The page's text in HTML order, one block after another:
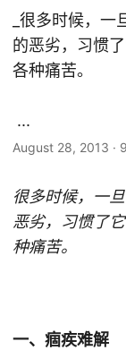
_很多时候，
的恶劣，习惯
各
...
August 28, 2013 ·
很多时候，一
恶劣，习惯了
种痛苦。
–
一、痼疾难解